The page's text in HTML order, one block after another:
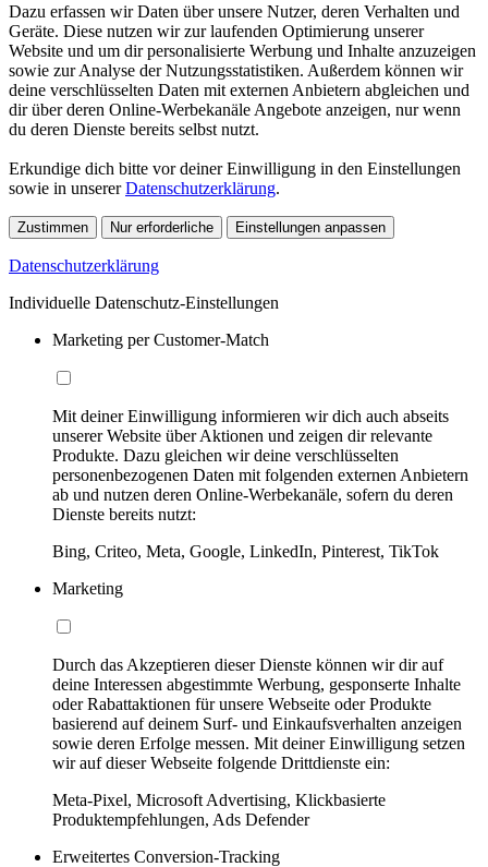
Dazu erfassen wir Daten über unsere Nutzer, deren Verhalten und
Geräte. Diese nutzen wir zur laufenden Optimierung unserer
Website und um dir personalisierte Werbung und Inhalte anzuzeigen
sowie zur Analyse der Nutzungsstatistiken. Außerdem können wir
deine verschlüsselten Daten mit externen Anbietern abgleichen und
dir über deren Online-Werbekanäle Angebote anzeigen, nur wenn
du deren Dienste bereits selbst nutzt.
Erkundige dich bitte vor deiner Einwilligung in den Einstellungen
sowie in unsererDatenschutzerklärung.
Zustimmen Nur erforderliche Einstellungen anpassen
Datenschutzerklärung
Individuelle Datenschutz-Einstellungen
Marketing per Customer-Match
Mit deiner Einwilligung informieren wir dich auch abseits
unserer Website über Aktionen und zeigen dir relevante
Produkte. Dazu gleichen wir deine verschlüsselten
personenbezogenen Daten mit folgenden externen Anbietern
ab und nutzen deren Online-Werbekanäle, sofern du deren
Dienste bereits nutzt:
Bing, Criteo, Meta, Google, LinkedIn, Pinterest, TikTok
Marketing
Durch das Akzeptieren dieser Dienste können wir dir auf
deine Interessen abgestimmte Werbung, gesponserte Inhalte
oder Rabattaktionen für unsere Webseite oder Produkte
basierend auf deinem Surf- und Einkaufsverhalten anzeigen
sowie deren Erfolge messen. Mit deiner Einwilligung setzen
wir auf dieser Webseite folgende Drittdienste ein:
Meta-Pixel, Microsoft Advertising, Klickbasierte
Produktempfehlungen, Ads Defender
Erweitertes Conversion-Tracking